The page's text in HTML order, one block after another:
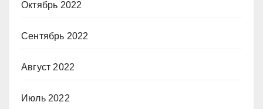
Октябрь 2022
Сентябрь 2022
Август 2022
Июль 2022